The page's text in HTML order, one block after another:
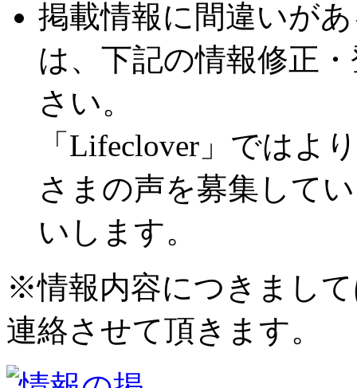
掲載情報に間違いが
は、下記の情報修正
さい。
「Lifeclover」ではよ
さまの声を募集して
いします。
※情報内容につきまし
連絡させて頂きます。